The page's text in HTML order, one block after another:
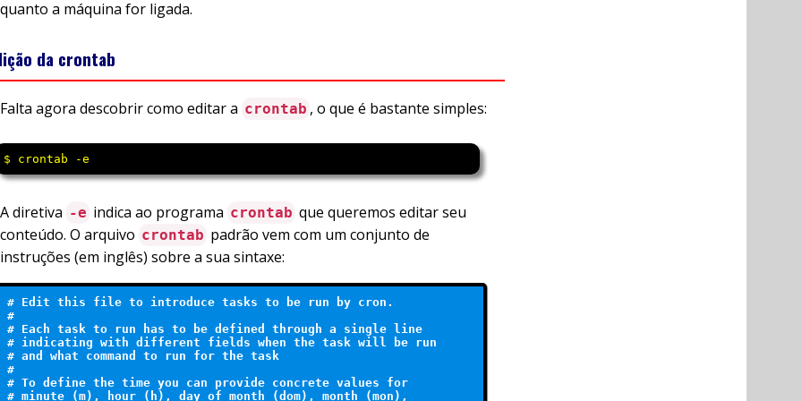
quanto a máquina for ligada.
da crontab
Falta agora descobrir como editar a crontab , o que é bastante simples:
$ crontab -e
A diretiva -e indica ao programa crontab que queremos editar seu
conteúdo. O arquivo crontab padrão vem com um conjunto de
instruções (em inglês) sobre a sua sintaxe:
# Edit this file to introduce tasks to be run by cron.
#
# Each task to run has to be defined through a single line
# indicating with different fields when the task will be run
# and what command to run for the task
#
# To define the time you can provide concrete values for
# minute (m), hour (h), day of month (dom), month (mon),